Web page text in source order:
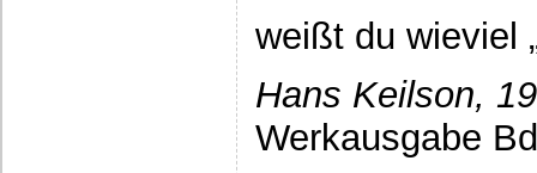
weißt du wieviel
Hans Keilson,
Werkausgabe